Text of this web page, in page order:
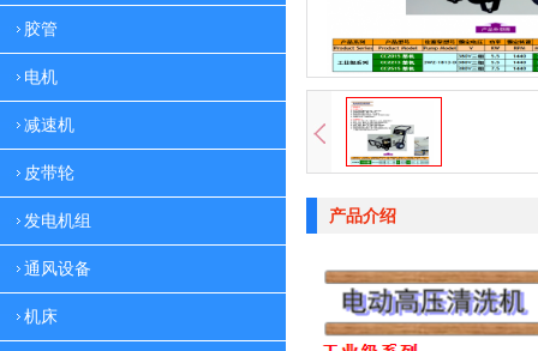
胶管
电机
减速机
皮带轮
发电机组
通风设备
机床
产品介绍